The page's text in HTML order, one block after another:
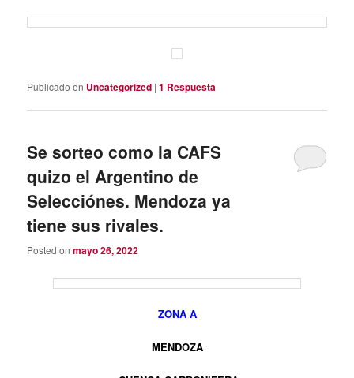
Publicado en Uncategorized |1 Respuesta
Se sorteo como la CAFS
quizo el Argentino de
Selecciónes. Mendoza ya
tiene sus rivales.
Posted onmayo 26, 2022
ZONA A
MENDOZA